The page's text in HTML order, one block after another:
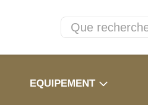
EQUIPEMENT